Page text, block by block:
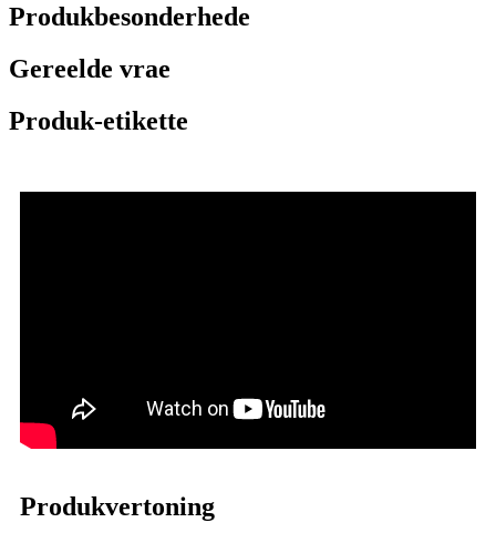
Produkbesonderhede
Gereelde vrae
Produk-etikette
Produkvertoning